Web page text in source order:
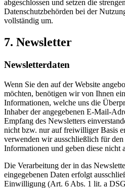
abgeschlossen und setzen die
Datenschutzbehörden bei der
vollständig um.
7. Newsletter
Newsletter­daten
Wenn Sie den auf der Website
möchten, benötigen wir von Ihnen
Informationen, welche uns die
Inhaber der angegebenen E-Mail-
Empfang des Newsletters
nicht bzw. nur auf freiwilliger Basis
verwenden wir ausschließlich für den
Informationen und geben diese nicht
Die Verarbeitung der in das
eingegebenen Daten erfolgt
Einwilligung (Art. 6 Abs. 1 lit. a